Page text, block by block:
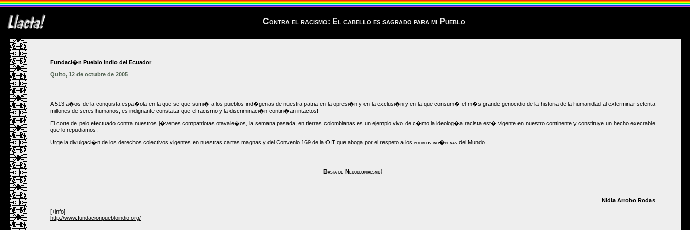
Contra el racismo: El cabello es sagrado para mi Pueblo
Fundaci�n Pueblo Indio del Ecuador
Quito, 12 de octubre de 2005
A 513 a�os de la conquista espa�ola en la que se que sumi� a los pueblos ind�genas de nuestra patria en la opresi�n y en la exclusi�n y en la que consum� el m�s grande genocidio de la historia de la humanidad al exterminar setenta
millones de seres humanos, es indignante constatar que el racismo y la discriminaci�n contin�an intactos!
El corte de pelo efectuado contra nuestros j�venes compatriotas otavale�os, la semana pasada, en tierras colombianas es un ejemplo vivo de c�mo la ideolog�a racista est� vigente en nuestro continente y constituye un hecho execrable
que lo repudiamos.
Urge la divulgaci�n de los derechos colectivos vigentes en nuestras cartas magnas y del Convenio 169 de la OIT que aboga por el respeto a los pueblos ind�genas del Mundo.
Basta de Neocolonialsmo!
Nidia Arrobo Rodas
[+info]
http://www.fundacionpuebloindio.org/